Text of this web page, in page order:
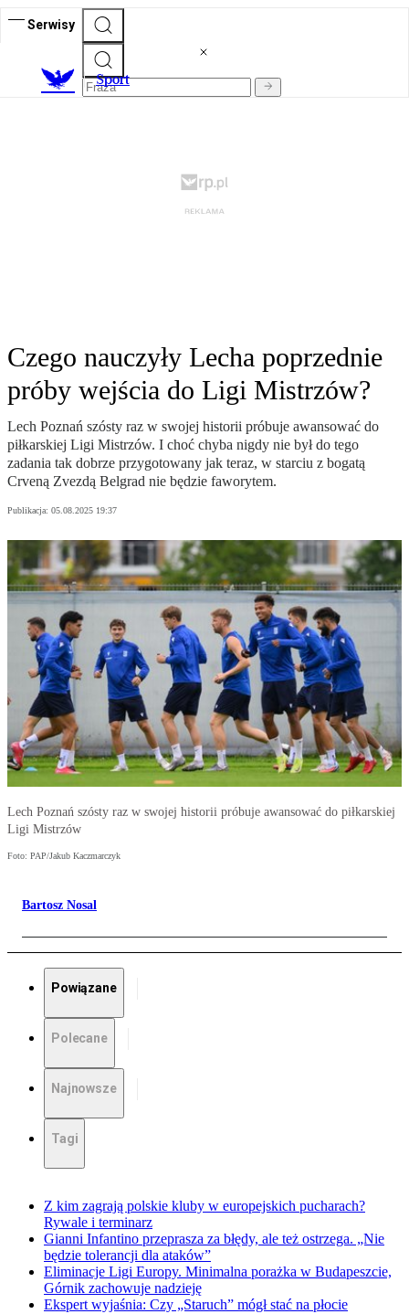
Serwisy
Sport
Czego nauczyły Lecha poprzednie
próby wejścia do Ligi Mistrzów?
Lech Poznań szósty raz w swojej historii próbuje awansować do
piłkarskiej Ligi Mistrzów. I choć chyba nigdy nie był do tego
zadania tak dobrze przygotowany jak teraz, w starciu z bogatą
Crveną Zvezdą Belgrad nie będzie faworytem.
Publikacja: 05.08.2025 19:37
Lech Poznań szósty raz w swojej historii próbuje awansować do piłkarskiej
Ligi Mistrzów
Foto: PAP/Jakub Kaczmarczyk
Bartosz Nosal
Powiązane
Polecane
Najnowsze
Tagi
Z kim zagrają polskie kluby w europejskich pucharach?
Rywale i terminarz
Gianni Infantino przeprasza za błędy, ale też ostrzega. „Nie
będzie tolerancji dla ataków”
Eliminacje Ligi Europy. Minimalna porażka w Budapeszcie,
Górnik zachowuje nadzieję
Ekspert wyjaśnia: Czy „Staruch” mógł stać na płocie